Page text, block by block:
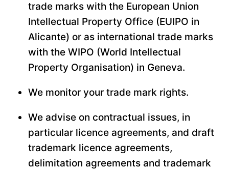
trade marks with the European Union
Intellectual Property Office (EUIPO in
Alicante) or as international trade marks
with the WIPO (World Intellectual
Property Organisation) in Geneva.
We monitor your trade mark rights.
We advise on contractual issues, in
particular licence agreements, and draft
trademark licence agreements,
delimitation agreements and trademark